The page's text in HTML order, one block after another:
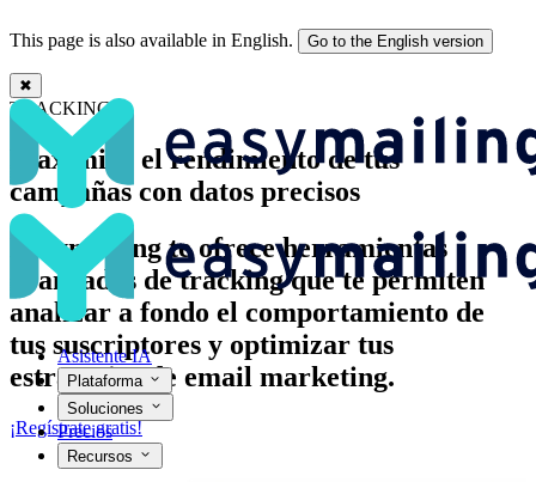
This page is also available in English. Go to the English version
✖
Asistente IA
Plataforma
Soluciones
Precios
Recursos
Tracking para optimizar campañas de email marketing | Easymailing
TRACKING
Maximiza el rendimiento de tus
campañas con datos precisos
Easymailing te ofrece herramientas
avanzadas de tracking que te permiten
analizar a fondo el comportamiento de
tus suscriptores y optimizar tus
estrategias de email marketing.
¡Regístrate gratis!